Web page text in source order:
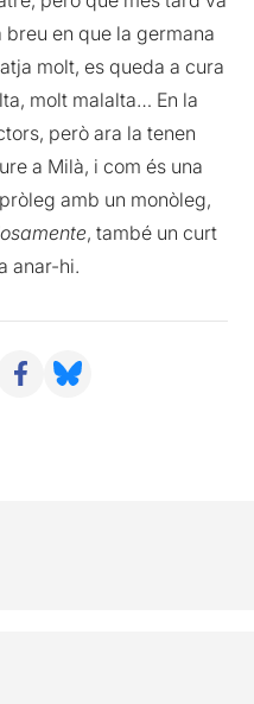
en que la germana
molt, es queda a cura
molt malalta… En la
però ara la tenen
a Milà, i com és una
amb un monòleg,
, també un curt
anar-hi.